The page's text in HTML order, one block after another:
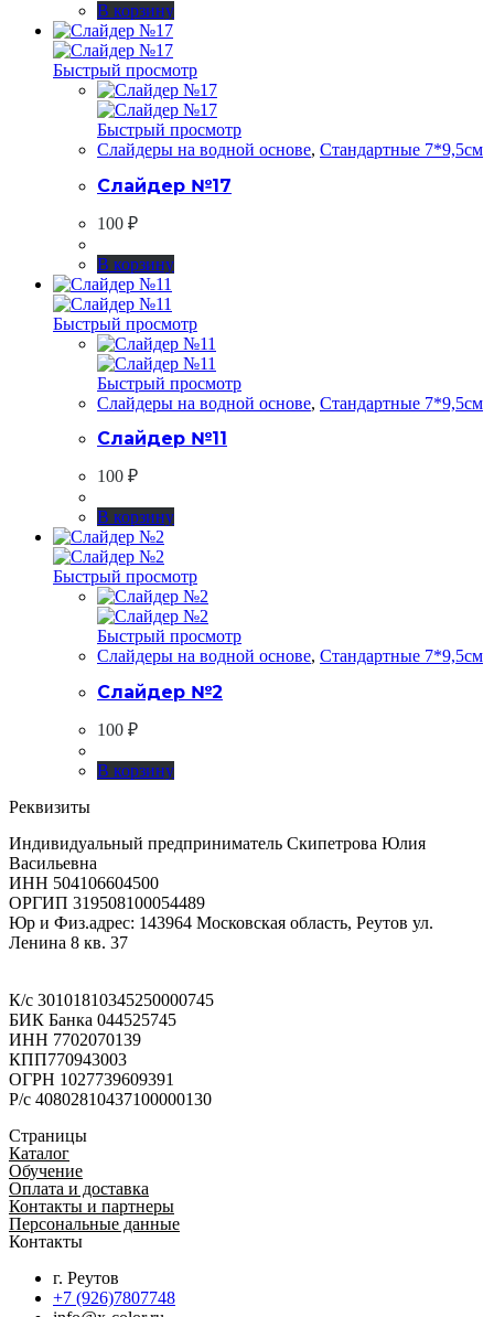
В корзину
Быстрый просмотр
Быстрый просмотр
Слайдеры на водной основе, Стандартные 7*9,5см
Слайдер №17
100 ₽
В корзину
Быстрый просмотр
Быстрый просмотр
Слайдеры на водной основе, Стандартные 7*9,5см
Слайдер №11
100 ₽
В корзину
Быстрый просмотр
Быстрый просмотр
Слайдеры на водной основе, Стандартные 7*9,5см
Слайдер №2
100 ₽
В корзину
Реквизиты
Индивидуальный предприниматель Скипетрова Юлия
Васильевна
ИНН 504106604500
ОРГИП 319508100054489
Юр и Физ.адрес: 143964 Московская область, Реутов ул.
Ленина 8 кв. 37
К/с 30101810345250000745
БИК Банка 044525745
ИНН 7702070139
КПП770943003
ОГРН 1027739609391
Р/с 40802810437100000130
Страницы
Каталог
Обучение
Оплата и доставка
Контакты и партнеры
Персональные данные
Контакты
г. Реутов
+7 (926)7807748